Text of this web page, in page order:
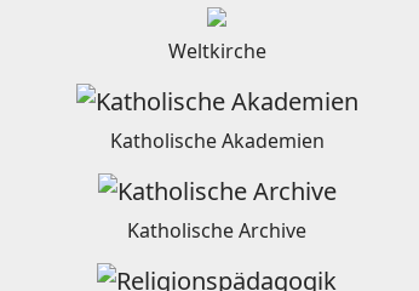
Weltkirche
Katholische Akademien
Katholische Archive